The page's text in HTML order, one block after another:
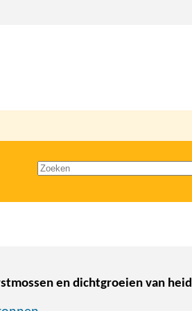
Zoeken
en dichtgroeien van